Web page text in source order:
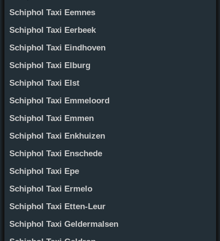
Schiphol Taxi Eemnes
Schiphol Taxi Eerbeek
Schiphol Taxi Eindhoven
Schiphol Taxi Elburg
Schiphol Taxi Elst
Schiphol Taxi Emmeloord
Schiphol Taxi Emmen
Schiphol Taxi Enkhuizen
Schiphol Taxi Enschede
Schiphol Taxi Epe
Schiphol Taxi Ermelo
Schiphol Taxi Etten-Leur
Schiphol Taxi Geldermalsen